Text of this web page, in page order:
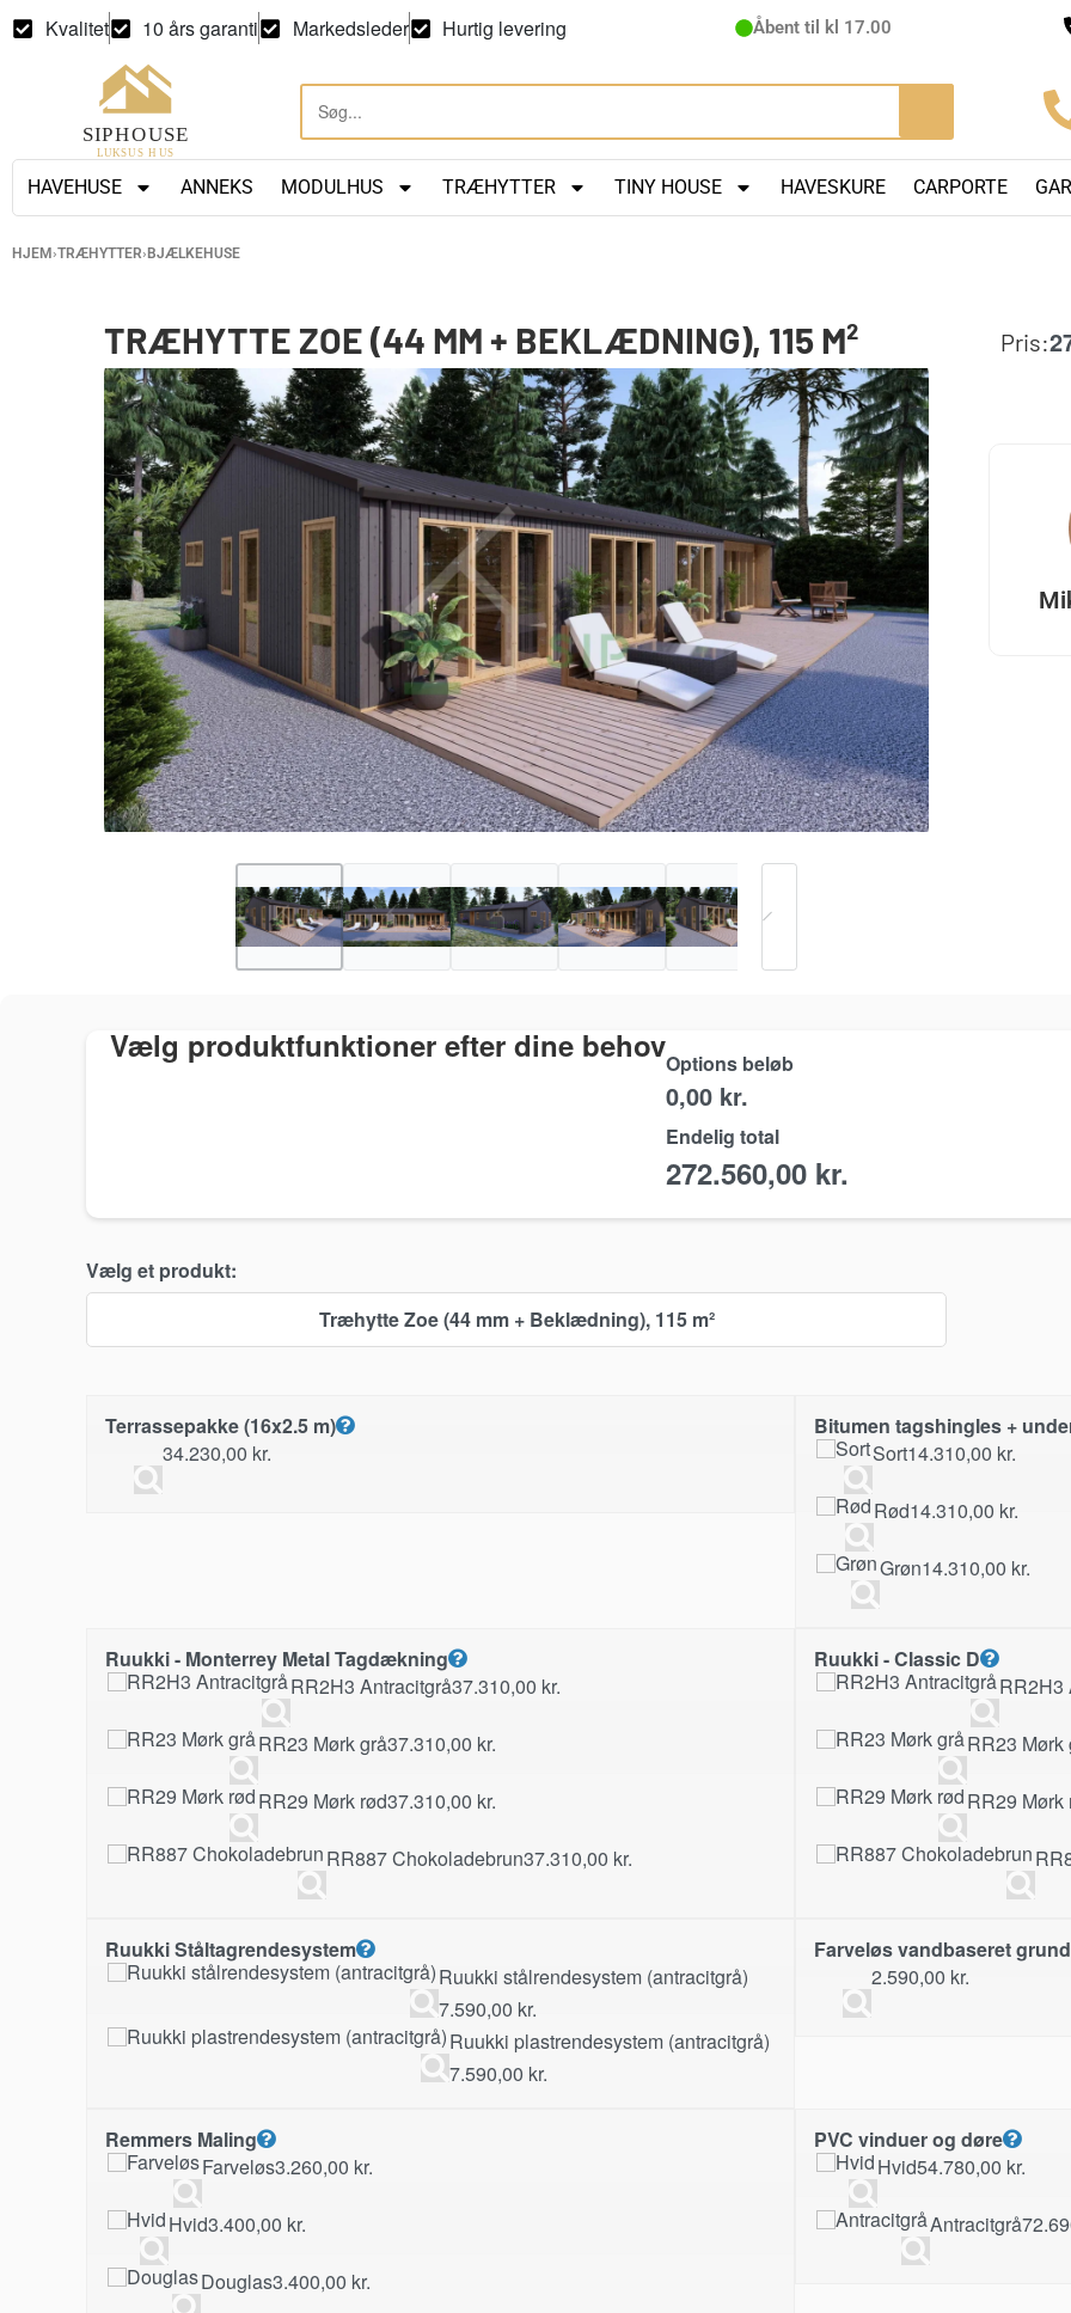
Kvalitet 10 års garanti Markedsleder Hurtig levering Åbent til kl 17.00
HAVEHUSE ANNEKS MODULHUS TRÆHYTTER TINY HOUSE HAVESKURE CARPORTE
HJEM ›TRÆHYTTER› BJÆLKEHUSE
TRÆHYTTE ZOE (44 MM + BEKLÆDNING), 115 M² Pris:
Vælg produktfunktioner efter dine behovOptions beløb
0,00 kr.
Endelig total
272.560,00 kr.
Vælg et produkt:
Træhytte Zoe (44 mm + Beklædning), 115 m²
Terrassepakke (16x2.5 m)
34.230,00 kr.
Bitumen tagshingles +
Sort14.310,00 kr.
Rød14.310,00 kr.
Grøn14.310,00 kr.
Ruukki - Monterrey Metal Tagdækning
RR2H3 Antracitgrå37.310,00 kr.
RR23 Mørk grå37.310,00 kr.
RR29 Mørk rød37.310,00 kr.
RR887 Chokoladebrun37.310,00 kr.
Ruukki - Classic D
RR2H3
RR23 Mørk
RR29 Mørk
Ruukki Ståltagrendesystem
Ruukki stålrendesystem (antracitgrå)
7.590,00 kr.
Ruukki plastrendesystem (antracitgrå)
7.590,00 kr.
Farveløs vandbaseret
2.590,00 kr.
Remmers Maling
Farveløs3.260,00 kr.
Hvid3.400,00 kr.
Douglas3.400,00 kr.
PVC vinduer og døre
Hvid54.780,00 kr.
Antracitgrå